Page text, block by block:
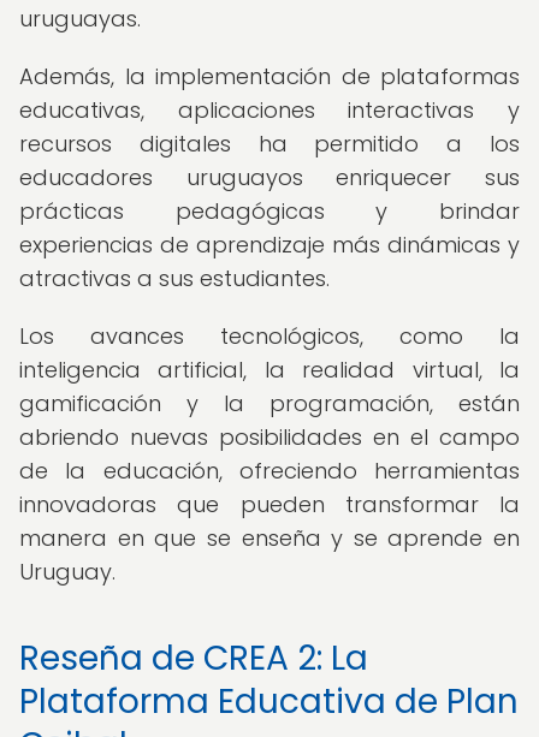
uruguayas.
Además, la implementación de plataformas
educativas, aplicaciones interactivas y
recursos digitales ha permitido a los
educadores uruguayos enriquecer sus
prácticas pedagógicas y brindar
experiencias de aprendizaje más dinámicas y
atractivas a sus estudiantes.
Los avances tecnológicos, como la
inteligencia artificial, la realidad virtual, la
gamificación y la programación, están
abriendo nuevas posibilidades en el campo
de la educación, ofreciendo herramientas
innovadoras que pueden transformar la
manera en que se enseña y se aprende en
Uruguay.
Reseña de CREA 2: La
Plataforma Educativa de Plan